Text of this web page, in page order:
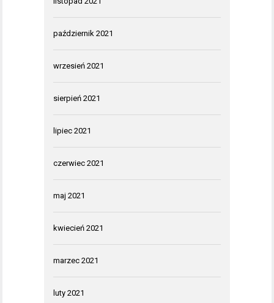
październik 2021
wrzesień 2021
sierpień 2021
lipiec 2021
czerwiec 2021
maj 2021
kwiecień 2021
marzec 2021
luty 2021